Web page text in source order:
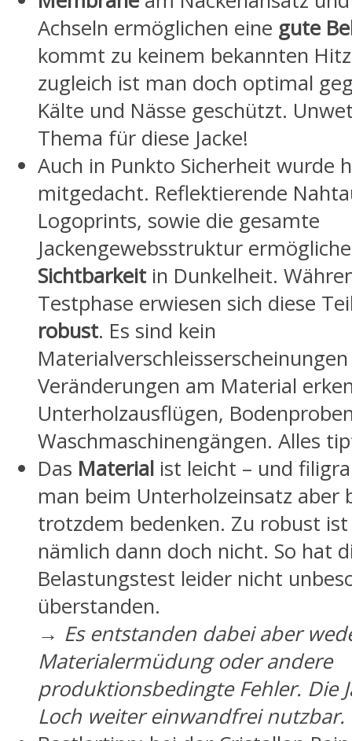
Achseln ermöglichen eine gute
kommt zu keinem bekannten
zugleich ist man doch optimal
Kälte und Nässe geschützt.
Thema für diese Jacke!
Auch in Punkto Sicherheit wurde
mitgedacht. Reflektierende
Logoprints, sowie die gesamte
Jackengewebsstruktur
Sichtbarkeit in Dunkelheit.
Testphase erwiesen sich diese
robust. Es sind kein
Veränderungen am Material
Unterholzausflügen,
Waschmaschinengängen. Alles
Das Material ist leicht – und
man beim Unterholzeinsatz aber
trotzdem bedenken. Zu robust ist
nämlich dann doch nicht. So hat
Belastungstest leider nicht
überstanden.
→ Es entstanden dabei aber
Materialermüdung oder andere
produktionsbedingte Fehler. Die
Loch weiter einwandfrei nutzbar.